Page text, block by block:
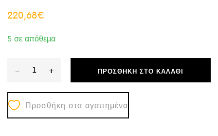
220,68€
5 σε απόθεμα
-
ΚΑΘΡΕΠΤΗΣ
ΤΟΙΧΟΥ
HM4303
ΑΝΑΚΥΚΛΩΜΕΝΟ
+ ΠΡΟΣΘΉΚΗ ΣΤΟ ΚΑΛΆΘΙ
Προσθήκη στα αγαπημένα